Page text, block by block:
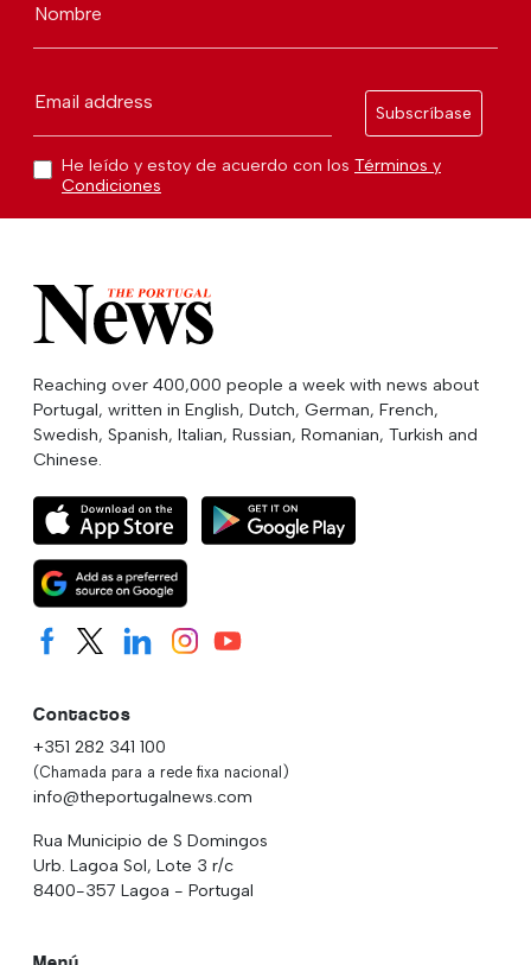
Nombre
Email address
Subscríbase
He leído y estoy de acuerdo con los Términos y
Condiciones
Reaching over 400,000 people a week with news about
Portugal, written in English, Dutch, German, French,
Swedish, Spanish, Italian, Russian, Romanian, Turkish and
Chinese.
Contactos
+351 282 341 100
(Chamada para a rede fixa nacional)
info@theportugalnews.com
Rua Municipio de S Domingos
Urb. Lagoa Sol, Lote 3 r/c
8400-357 Lagoa - Portugal